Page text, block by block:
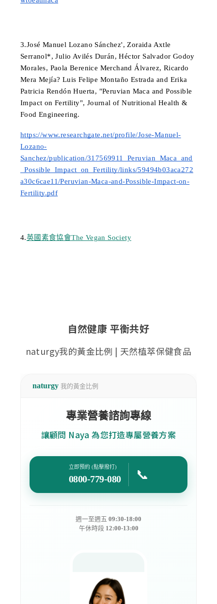
3.José Manuel Lozano Sánchez', Zoraida Axtle
Serranol*, Julio Avilés Durán, Héctor Salvador Godoy
Morales, Paola Berenice Merchand Álvarez, Ricardo
Mera Mejía? Luis Felipe Montaño Estrada and Erika
Patricia Rendón Huerta, "Peruvian Maca and Possible
Impact on Fertility", Journal of Nutritional Health &
Food Engineering.
https://www.researchgate.net/profile/Jose-Manuel-
Lozano-
Sanchez/publication/317569911_Peruvian_Maca_and
_Possible_Impact_on_Fertility/links/59494b03aca272
a30c6cae11/Peruvian-Maca-and-Possible-Impact-on-
Fertility.pdf
4.英國素食協會The Vegan Society
自然健康 平衡共好
naturgy我的黃金比例 | 天然植萃保健食品
naturgy 我的黃金比例
專業營養諮詢專線
讓顧問 Naya 為您打造專屬營養方案
立即預約 (點擊撥打)
0800-779-080 📞
週一至週五 09:30-18:00
午休時段 12:00-13:00